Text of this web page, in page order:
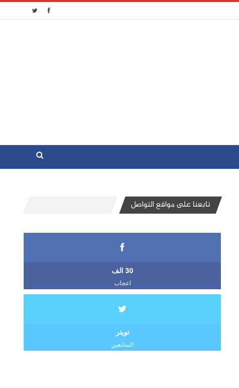
تابعنا على مواقع التواصل
30 الف
اعجاب
تويتر
المتابعين